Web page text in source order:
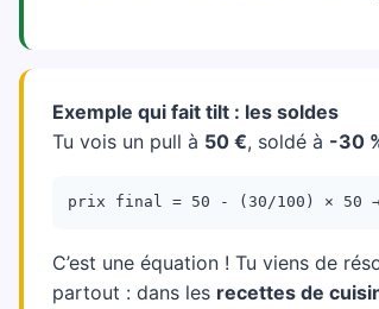
Exemple qui fait tilt : les soldes
Tu vois un pull à 50 €, soldé à -30
prix final = 50 - (30/100) × 50
C’est une équation ! Tu viens de
partout : dans les recettes de